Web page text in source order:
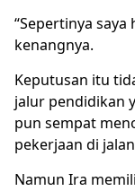
“Sepertinya
kenangnya.
Keputusan itu
jalur pendidikan
pun sempat
pekerjaan di
Namun Ira